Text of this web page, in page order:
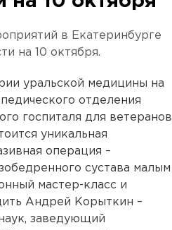
в Екатеринбурге
на 10 октября.
уральской медицины на
отделения
госпиталя для ветеранов
уникальная
операция –
сустава малым
мастер-класс и
Андрей Корыткин –
заведующий